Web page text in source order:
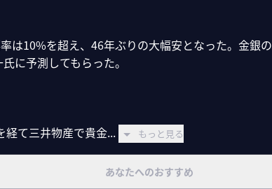
は10%を超え、46年ぶりの大幅安となった。金銀の
に予測してもらった。
経て三井物産で貴金...
もっと見る
あなたへのおすすめ